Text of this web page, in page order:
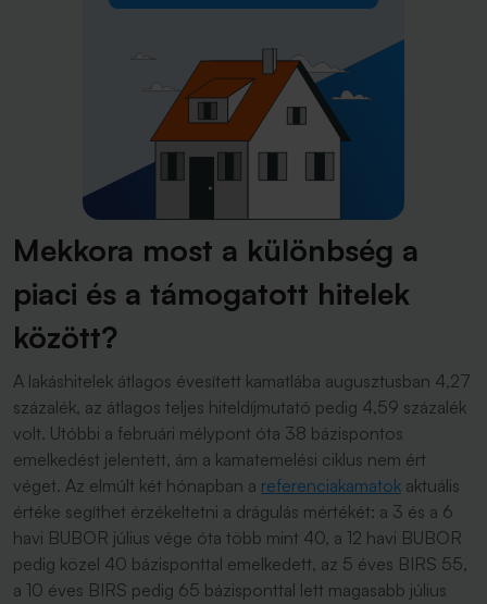
Mekkora most a különbség a
piaci és a támogatott hitelek
között?
A lakáshitelek átlagos évesített kamatlába augusztusban 4,27
százalék, az átlagos teljes hiteldíjmutató pedig 4,59 százalék
volt. Utóbbi a februári mélypont óta 38 bázispontos
emelkedést jelentett, ám a kamatemelési ciklus nem ért
véget. Az elmúlt két hónapban a referenciakamatok aktuális
értéke segíthet érzékeltetni a drágulás mértékét: a 3 és a 6
havi BUBOR július vége óta több mint 40, a 12 havi BUBOR
pedig közel 40 bázisponttal emelkedett, az 5 éves BIRS 55,
a 10 éves BIRS pedig 65 bázisponttal lett magasabb július